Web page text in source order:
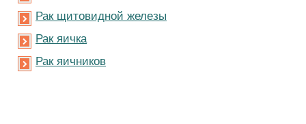
Рак щитовидной железы
Рак яичка
Рак яичников